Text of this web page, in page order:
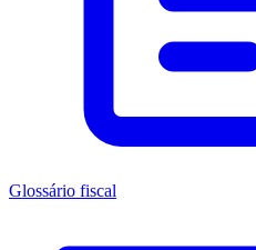
Glossário fiscal